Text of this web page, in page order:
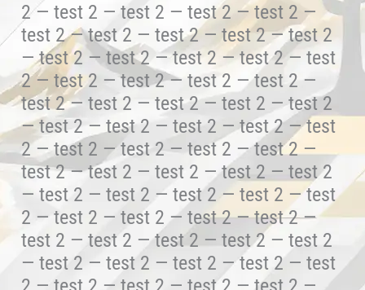
2 — test 2 — test 2 — test 2 — test 2 —
test 2 — test 2 — test 2 — test 2 — test 2
— test 2 — test 2 — test 2 — test 2 — test
2 — test 2 — test 2 — test 2 — test 2 —
test 2 — test 2 — test 2 — test 2 — test 2
— test 2 — test 2 — test 2 — test 2 — test
2 — test 2 — test 2 — test 2 — test 2 —
test 2 — test 2 — test 2 — test 2 — test 2
— test 2 — test 2 — test 2 — test 2 — test
2 — test 2 — test 2 — test 2 — test 2 —
test 2 — test 2 — test 2 — test 2 — test 2
— test 2 — test 2 — test 2 — test 2 — test